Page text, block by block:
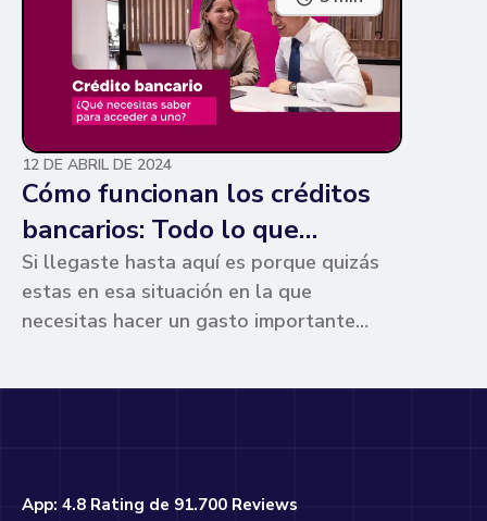
12 DE ABRIL DE 2024
Cómo funcionan los créditos
bancarios: Todo lo que
necesitas saber
Si llegaste hasta aquí es porque quizás
estas en esa situación en la que
necesitas hacer un gasto importante
App: 4.8 Rating de 91.700 Reviews